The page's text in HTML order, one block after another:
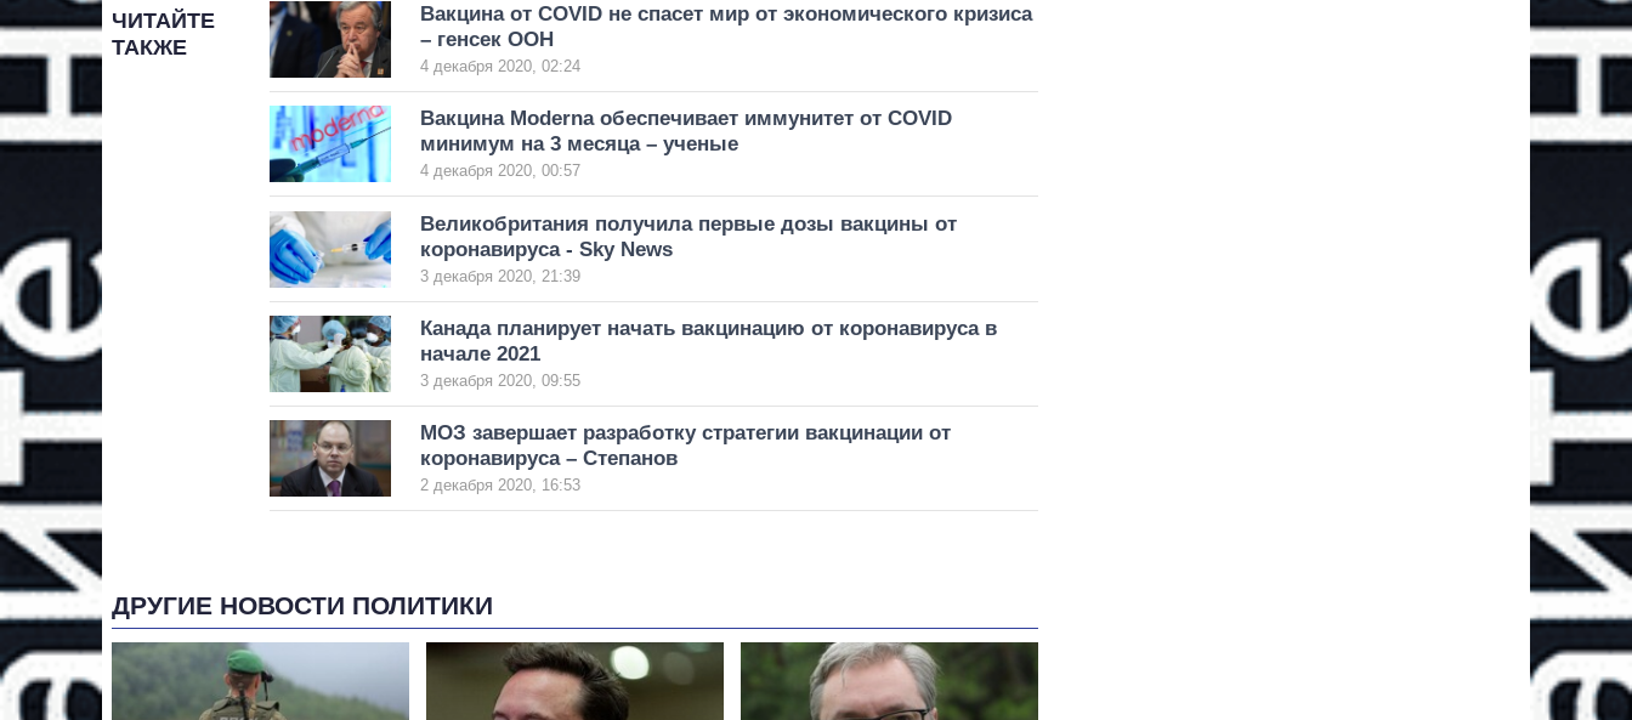
ЧИТАЙТЕ
ТАКЖЕ
Вакцина от COVID не спасет мир от экономического кризиса
– генсек ООН
4 декабря 2020, 02:24
Вакцина Moderna обеспечивает иммунитет от COVID
минимум на 3 месяца – ученые
4 декабря 2020, 00:57
Великобритания получила первые дозы вакцины от
коронавируса - Sky News
3 декабря 2020, 21:39
Канада планирует начать вакцинацию от коронавируса в
начале 2021
3 декабря 2020, 09:55
МОЗ завершает разработку стратегии вакцинации от
коронавируса – Степанов
2 декабря 2020, 16:53
ДРУГИЕ НОВОСТИ ПОЛИТИКИ